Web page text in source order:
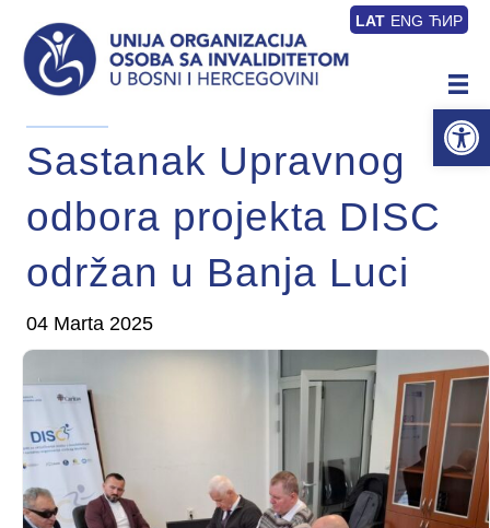
LAT ENG ЋИР
Sastanak Upravnog
odbora projekta DISC
održan u Banja Luci
04 Marta 2025